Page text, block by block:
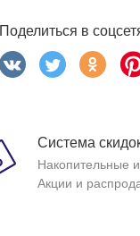
Поделиться в
Система
Накопительные
Акции и